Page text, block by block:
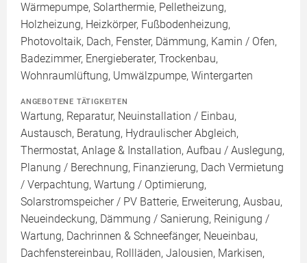
Wärmepumpe, Solarthermie, Pelletheizung,
Holzheizung, Heizkörper, Fußbodenheizung,
Photovoltaik, Dach, Fenster, Dämmung, Kamin / Ofen,
Badezimmer, Energieberater, Trockenbau,
Wohnraumlüftung, Umwälzpumpe, Wintergarten
ANGEBOTENE TÄTIGKEITEN
Wartung, Reparatur, Neuinstallation / Einbau,
Austausch, Beratung, Hydraulischer Abgleich,
Thermostat, Anlage & Installation, Aufbau / Auslegung,
Planung / Berechnung, Finanzierung, Dach Vermietung
/ Verpachtung, Wartung / Optimierung,
Solarstromspeicher / PV Batterie, Erweiterung, Ausbau,
Neueindeckung, Dämmung / Sanierung, Reinigung /
Wartung, Dachrinnen & Schneefänger, Neueinbau,
Dachfenstereinbau, Rollläden, Jalousien, Markisen,